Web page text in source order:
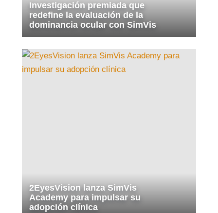
Investigación premiada que
redefine la evaluación de la
dominancia ocular con SimVis
2EyesVision lanza SimVis
Academy para impulsar su
adopción clínica